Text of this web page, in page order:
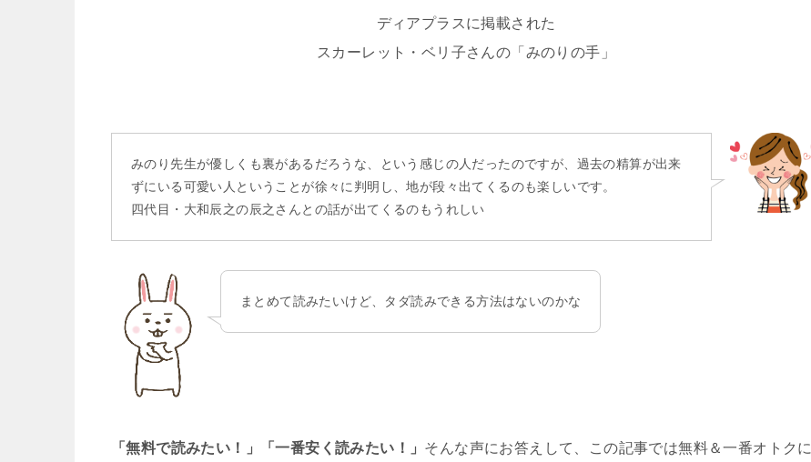
ディアプラスに掲載された
スカーレット・ベリ子さんの「みのりの手」
みのり先生が優しくも裏があるだろうな、という感じの人だったのですが、過去の精算が出来
ずにいる可愛い人ということが徐々に判明し、地が段々出てくるのも楽しいです。
四代目・大和辰之の辰之さんとの話が出てくるのもうれしい
まとめて読みたいけど、タダ読みできる方法はないのかな
「無料で読みたい！」「一番安く読みたい！」 そんな声にお答えして、この記事では無料＆一番オトクに